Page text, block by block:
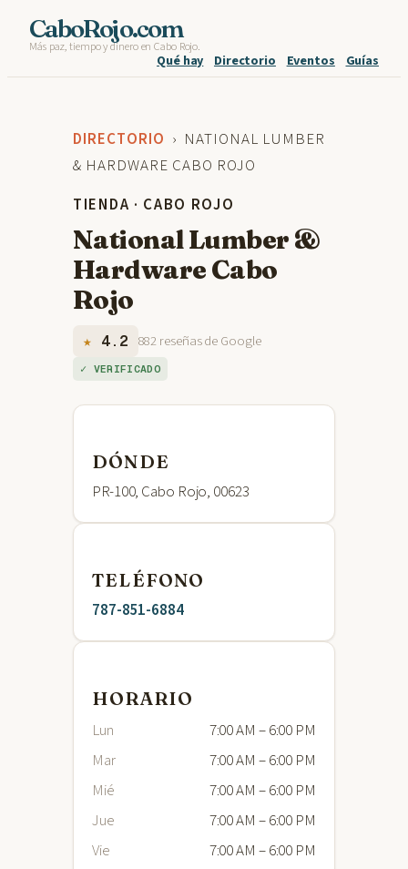
Skip
CaboRojo.com
Más paz, tiempo y dinero en Cabo Rojo.
Qué hay Directorio Eventos Guías
DIRECTORIO › NATIONAL LUMBER
& HARDWARE CABO ROJO
TIENDA · CABO ROJO
National Lumber &
Hardware Cabo
Rojo
★ 4.2 882 reseñas de Google
✓ VERIFICADO
DÓNDE
PR-100, Cabo Rojo, 00623
TELÉFONO
787-851-6884
HORARIO
Lun
7:00 AM – 6:00 PM
Mar
7:00 AM – 6:00 PM
Mié
7:00 AM – 6:00 PM
Jue
7:00 AM – 6:00 PM
Vie
7:00 AM – 6:00 PM